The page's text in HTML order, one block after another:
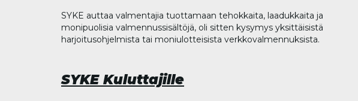
SYKE auttaa valmentajia tuottamaan tehokkaita, laadukkaita ja
monipuolisia valmennussisältöjä, oli sitten kysymys yksittäisistä
harjoitusohjelmista tai moniulotteisista verkkovalmennuksista.
SYKE Kuluttajille